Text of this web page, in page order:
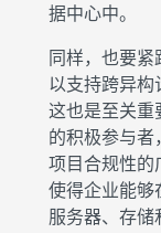
据中心中。
同样，也要紧
以支持跨异构
这也是至关重
的积极参与
项目合规性的
使得企业能够
服务器、存储